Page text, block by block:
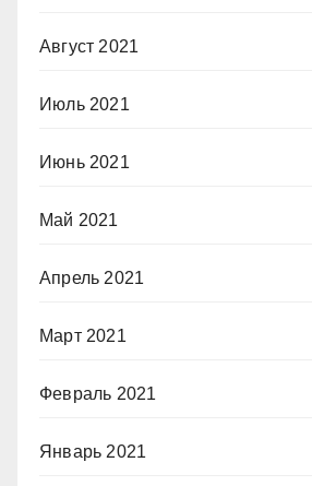
Август 2021
Июль 2021
Июнь 2021
Май 2021
Апрель 2021
Март 2021
Февраль 2021
Январь 2021